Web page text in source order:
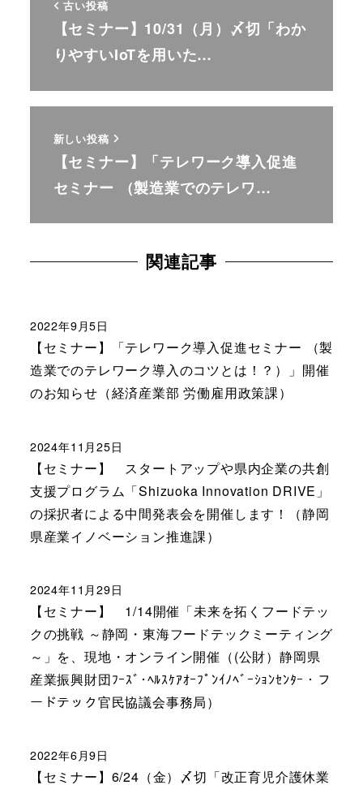
古い投稿
【セミナー】10/31（月）〆切「わか
りやすいIoTを用いた…
新しい投稿
【セミナー】「テレワーク導入促進
セミナー （製造業でのテレワ…
関連記事
【セミナー】「テレワーク導入促進セミナー （製
造業でのテレワーク導入のコツとは！？）」開催
のお知らせ（経済産業部 労働雇用政策課）
2022年9月5日
【セミナー】 スタートアップや県内企業の共創
支援プログラム「Shizuoka Innovation DRIVE」
の採択者による中間発表会を開催します！（静岡
県産業イノベーション推進課）
2024年11月25日
【セミナー】 1/14開催「未来を拓くフードテッ
クの挑戦 ～静岡・東海フードテックミーティング
～」を、現地・オンライン開催（(公財）静岡県
産業振興財団ﾌｰｽﾞ･ﾍﾙｽｹｱｵｰﾌﾟﾝｲﾉﾍﾞｰｼｮﾝｾﾝﾀｰ・フ
ードテック官民協議会事務局）
2024年11月29日
【セミナー】6/24（金）〆切「改正育児介護休業
2022年6月9日